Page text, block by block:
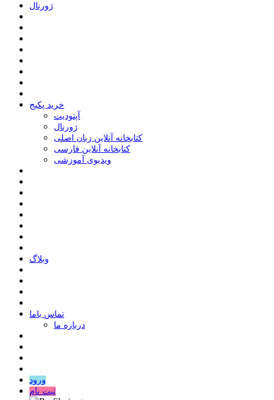
ﮊﻭﺭﻧﺎﻝ
خرید پکیج
ﺁﭘﺘﻮﺩﯾﺖ
ﮊﻭﺭﻧﺎﻝ
کتابخانه آنلاین زبان اصلی
کتابخانه آنلاین فارسی
ویدیوی آموزشی
وبلاگ
ﺗﻤﺎﺱ ﺑﺎﻣﺎ
درباره ما
ورود
ثبت نام